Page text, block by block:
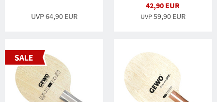
UVP 64,90 EUR
42,90 EUR
UVP59,90 EUR